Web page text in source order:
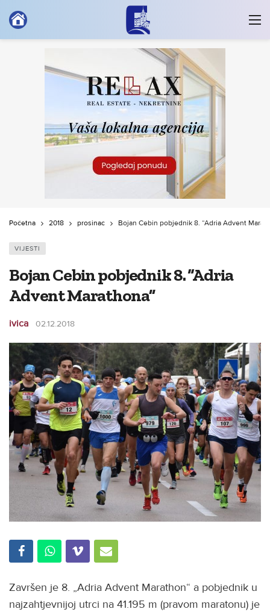
Početna 2018 prosinac Bojan Cebin pobjednik 8. “Adria Advent
VIJESTI
Bojan Cebin pobjednik 8. “Adria
Advent Marathona”
ivica 02.12.2018
Završen je 8. „Adria Advent Marathon“ a pobjednik u
najzahtjevnijoj utrci na 41.195 m (pravom maratonu) je